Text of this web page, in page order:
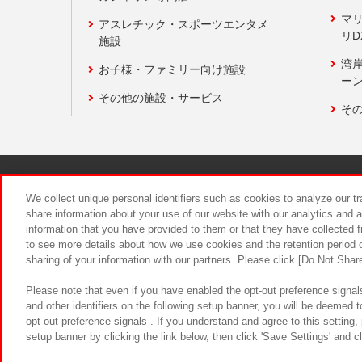
アスレチック・スポーツエンタメ
施設
お子様・ファミリー向け施設
その他の施設・サービス
マ
リ
湾
ー
そ
食品のご
We collect unique personal identifiers such as cookies to analyze our
share information about your use of our website with our analytics and
information that you have provided to them or that they have
to see more details about how we use cookies and the retention
sharing of your information with our partners. Please click [Do Not
Please note that even if you have enabled the opt-out preference
and other identifiers on the following setup banner, you will be
opt-out preference signals . If you understand and agree to this
setup banner by clicking the link below, then click 'Save Settings' and